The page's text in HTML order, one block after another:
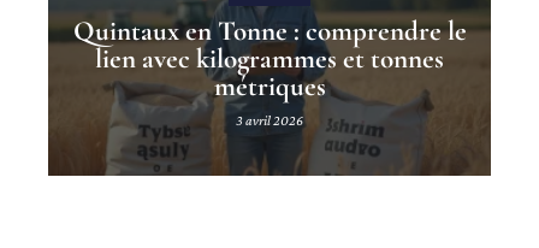
Quintaux en Tonne : comprendre le
lien avec kilogrammes et tonnes
métriques
3 avril 2026